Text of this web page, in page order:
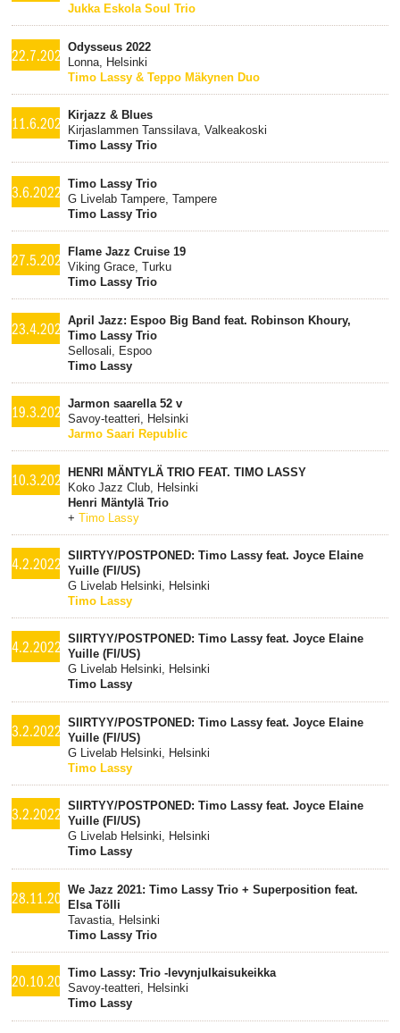
Jukka Eskola Soul Trio
22.7.2022Odysseus 2022
Lonna, Helsinki
Timo Lassy & Teppo Mäkynen Duo
11.6.2022Kirjazz & Blues
Kirjaslammen Tanssilava, Valkeakoski
Timo Lassy Trio
3.6.2022
Timo Lassy Trio
G Livelab Tampere, Tampere
Timo Lassy Trio
27.5.2022Flame Jazz Cruise 19
Viking Grace, Turku
Timo Lassy Trio
23.4.2022April Jazz: Espoo Big Band feat. Robinson Khoury,
Timo Lassy Trio
Sellosali, Espoo
Timo Lassy
19.3.2022Jarmon saarella 52 v
Savoy-teatteri, Helsinki
Jarmo Saari Republic
10.3.2022HENRI MÄNTYLÄ TRIO FEAT. TIMO LASSY
Koko Jazz Club, Helsinki
Henri Mäntylä Trio
+Timo Lassy
4.2.2022
SIIRTYY/POSTPONED: Timo Lassy feat. Joyce Elaine
Yuille (FI/US)
G Livelab Helsinki, Helsinki
Timo Lassy
4.2.2022
SIIRTYY/POSTPONED: Timo Lassy feat. Joyce Elaine
Yuille (FI/US)
G Livelab Helsinki, Helsinki
Timo Lassy
3.2.2022
SIIRTYY/POSTPONED: Timo Lassy feat. Joyce Elaine
Yuille (FI/US)
G Livelab Helsinki, Helsinki
Timo Lassy
3.2.2022
SIIRTYY/POSTPONED: Timo Lassy feat. Joyce Elaine
Yuille (FI/US)
G Livelab Helsinki, Helsinki
Timo Lassy
28.11.2021We Jazz 2021: Timo Lassy Trio + Superposition feat.
Elsa Tölli
Tavastia, Helsinki
Timo Lassy Trio
20.10.2021Timo Lassy: Trio -levynjulkaisukeikka
Savoy-teatteri, Helsinki
Timo Lassy